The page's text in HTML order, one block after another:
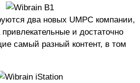
два новых UMPC компании,
и достаточно
самый разный контент, в том